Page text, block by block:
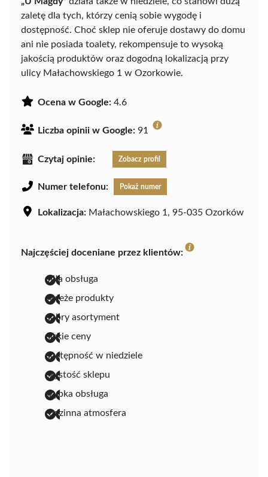
zaletę dla tych, którzy cenią sobie wygodę i
dostępność. Choć sklep nie oferuje dostawy do domu
ani nie posiada toalety, rekompensuje to wysoką
jakością produktów oraz dogodną lokalizacją przy
ulicy Małachowskiego 1 w Ozorkowie.
Ocena w Google: 4.6
Liczba opinii w Google: 91
Czytaj opinie: Zobacz profil
Numer telefonu: Pokaż numer
Lokalizacja: Małachowskiego 1, 95-035 Ozorków
Najczęściej doceniane przez klientów:
miła obsługa
świeże produkty
dobry asortyment
niskie ceny
dostępność w niedziele
czystość sklepu
szybka obsługa
rodzinna atmosfera